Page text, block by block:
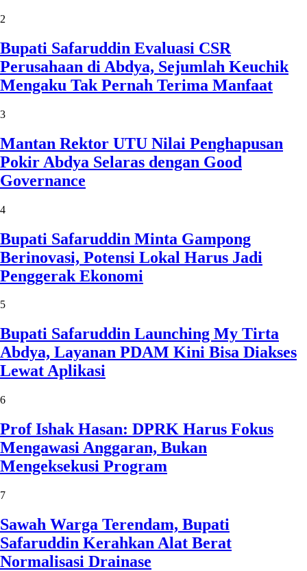
2
Bupati Safaruddin Evaluasi CSR
Perusahaan di Abdya, Sejumlah Keuchik
Mengaku Tak Pernah Terima Manfaat
3
Mantan Rektor UTU Nilai Penghapusan
Pokir Abdya Selaras dengan Good
Governance
4
Bupati Safaruddin Minta Gampong
Berinovasi, Potensi Lokal Harus Jadi
Penggerak Ekonomi
5
Bupati Safaruddin Launching My Tirta
Abdya, Layanan PDAM Kini Bisa Diakses
Lewat Aplikasi
6
Prof Ishak Hasan: DPRK Harus Fokus
Mengawasi Anggaran, Bukan
Mengeksekusi Program
7
Sawah Warga Terendam, Bupati
Safaruddin Kerahkan Alat Berat
Normalisasi Drainase